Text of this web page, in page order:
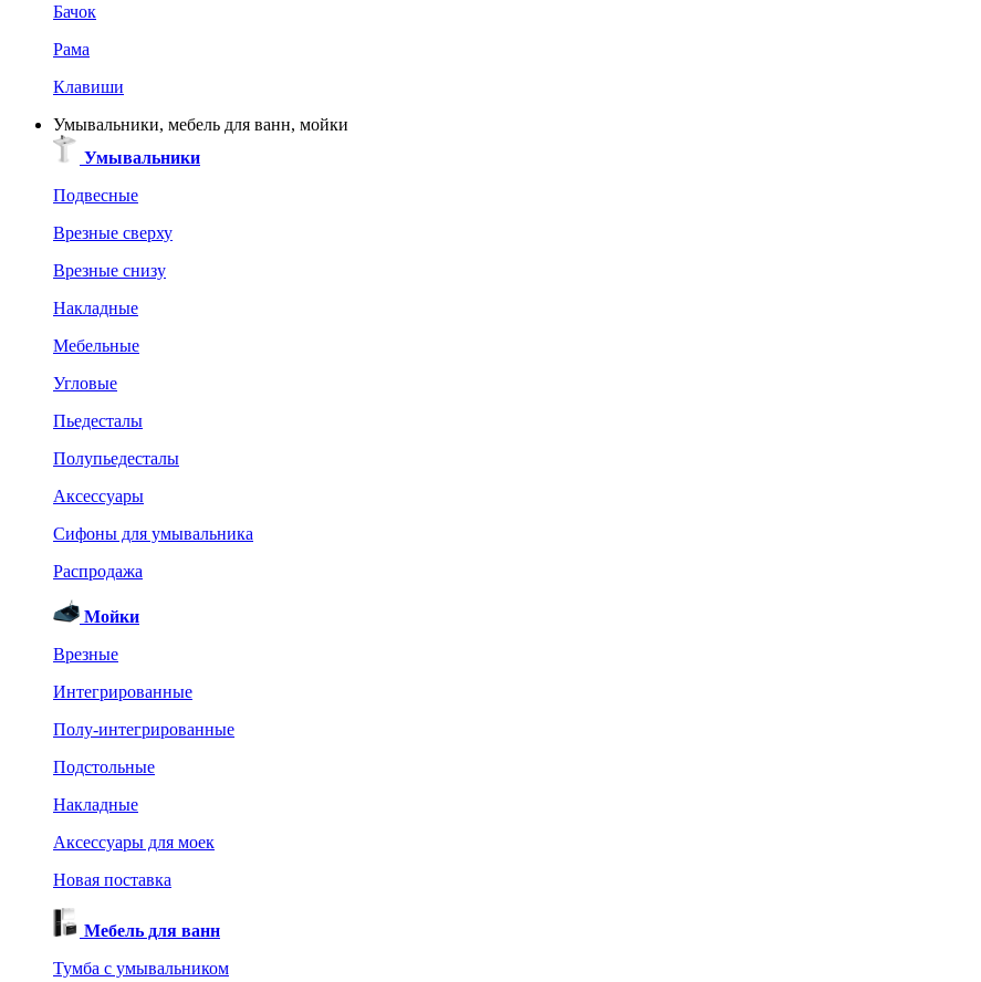
Бачок
Рама
Клавиши
Умывальники, мебель для ванн, мойки
Умывальники
Подвесные
Врезные сверху
Врезные снизу
Накладные
Мебельные
Угловые
Пьедесталы
Полупьедесталы
Аксессуары
Сифоны для умывальника
Распродажа
Мойки
Врезные
Интегрированные
Полу-интегрированные
Подстольные
Накладные
Аксессуары для моек
Новая поставка
Мебель для ванн
Тумба с умывальником